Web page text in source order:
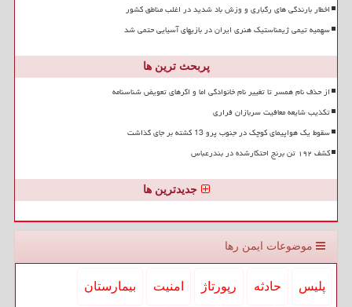
اخطار بارندگی های رگباری و وزش باد شدید در اغلب مناطق کشور
سهمیه تیمی ژیمناستیک هنری ایران در بازیهای آسیایی حتمی شد
پربحث ترین ها
از حذف نام همسر تا تغییر نام خانوادگی اما و اگرهای تعویض شناسنامه
تکذیب شایعه معافیت سربازان فراری
سقوط یک هواپیمای کوچک در جنوب پرو 13 کشته بر جای گذاشت
کشف ۱۹۲ تن برنج احتکارشده در بندرعباس
جدیدترین ها
موضوعات ایمن رها
پلیس حادثه رپورتاژ امنیت بیمارستان